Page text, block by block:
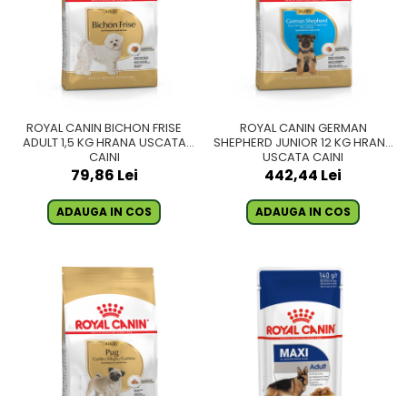
ROYAL CANIN BICHON FRISE
ADULT 1,5 KG HRANA USCATA
CAINI
79,86 Lei
ADAUGA IN COS
ROYAL CANIN GERMAN
SHEPHERD JUNIOR 12 KG HRANA
USCATA CAINI
442,44 Lei
ADAUGA IN COS